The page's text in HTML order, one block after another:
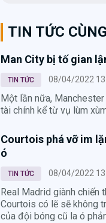
TIN TỨC
Man City bị tố gian
TIN TỨC 08/04/2022
Một lần nữa,
tài chính kể từ vụ lùm
Courtois phá vỡ im
ó
TIN TỨC 08/04/2022
Real Madrid giành chiến
Courtois có lẽ sẽ không
của đội bóng cũ la ó